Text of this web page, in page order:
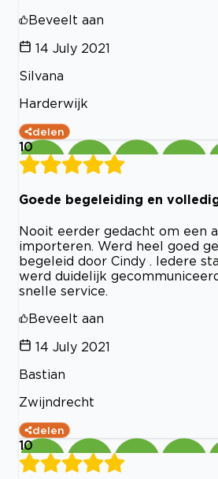
Beveelt aan
14 July 2021
Silvana
Harderwijk
delen
10
Goede begeleiding en
Nooit eerder gedacht om een
importeren. Werd heel goed
begeleid door Cindy . Iedere
werd duidelijk
snelle service.
Beveelt aan
14 July 2021
Bastian
Zwijndrecht
delen
10